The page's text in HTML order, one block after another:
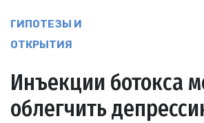
ГИПОТЕЗЫ И
ОТКРЫТИЯ
Инъекции ботокса
облегчить